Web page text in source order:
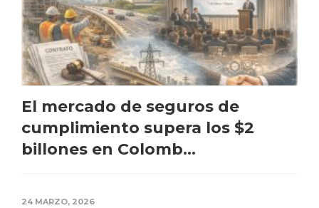
El mercado de seguros de
cumplimiento supera los $2
billones en Colomb...
24 MARZO, 2026